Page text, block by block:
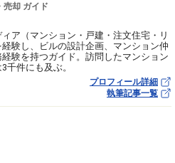
売却 ガイド
ア（マンション・戸建・注文住宅・リ
験し、ビルの設計企画、マンション仲
験を持つガイド。訪問したマンション
千件にも及ぶ。
プロフィール詳細
執筆記事一覧